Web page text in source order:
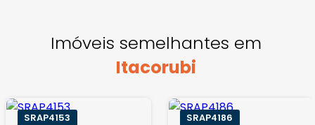
Imóveis semelhantes em
Itacorubi
SRAP4153 SRAP4186